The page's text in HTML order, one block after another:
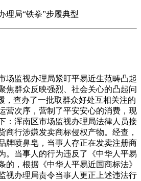
理局“铁拳”步履典型
监视办理局紧盯平易近生范畴凸起
焦群众反映强烈、社会关心的凸起问
，查办了一批取群众好处互相关注的
营次序，营制了平安安心的消费，现
：浑南区市场监视办理局法律人员接
商行涉嫌发卖商标侵权产物。经查，
牌喷鼻皂，当事人存正在发卖注册商
。当事人的行为违反了《中华人平易
的，根据《中华人平易近国商标法》
视办理局责令当事人更正上述违法行